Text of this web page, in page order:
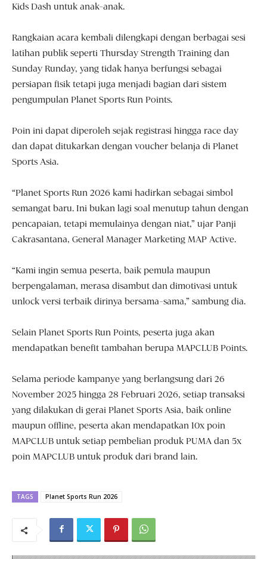
Kids Dash untuk anak-anak.
Rangkaian acara kembali dilengkapi dengan berbagai sesi
latihan publik seperti Thursday Strength Training dan
Sunday Runday, yang tidak hanya berfungsi sebagai
persiapan fisik tetapi juga menjadi bagian dari sistem
pengumpulan Planet Sports Run Points.
Poin ini dapat diperoleh sejak registrasi hingga race day
dan dapat ditukarkan dengan voucher belanja di Planet
Sports Asia.
“Planet Sports Run 2026 kami hadirkan sebagai simbol
semangat baru. Ini bukan lagi soal menutup tahun dengan
pencapaian, tetapi memulainya dengan niat,” ujar Panji
Cakrasantana, General Manager Marketing MAP Active.
“Kami ingin semua peserta, baik pemula maupun
berpengalaman, merasa disambut dan dimotivasi untuk
unlock versi terbaik dirinya bersama-sama,” sambung dia.
Selain Planet Sports Run Points, peserta juga akan
mendapatkan benefit tambahan berupa MAPCLUB Points.
Selama periode kampanye yang berlangsung dari 26
November 2025 hingga 28 Februari 2026, setiap transaksi
yang dilakukan di gerai Planet Sports Asia, baik online
maupun offline, peserta akan mendapatkan 10x poin
MAPCLUB untuk setiap pembelian produk PUMA dan 5x
poin MAPCLUB untuk produk dari brand lain.
TAGS Planet Sports Run 2026